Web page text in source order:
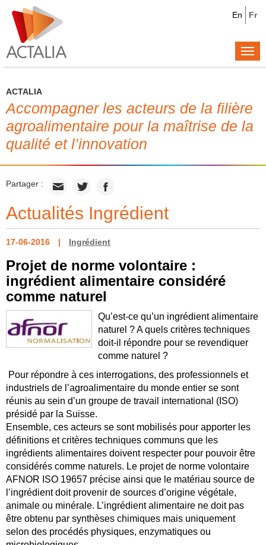
Fr
En
ACTALIA
Accompagner les acteurs de la filière
agroalimentaire pour la maîtrise de la
qualité et l’innovation
Partager :
Actualités Ingrédient
17-06-2016 Ingrédient
Projet de norme volontaire :
ingrédient alimentaire considéré
comme naturel
Qu’est-ce qu’un ingrédient alimentaire
naturel ? A quels critères techniques
doit-il répondre pour se revendiquer
comme naturel ?
Pour répondre à ces interrogations, des professionnels et
industriels de l’agroalimentaire du monde entier se sont
réunis au sein d’un groupe de travail international (ISO)
présidé par la Suisse.
Ensemble, ces acteurs se sont mobilisés pour apporter les
définitions et critères techniques communs que les
ingrédients alimentaires doivent respecter pour pouvoir être
considérés comme naturels. Le projet de norme volontaire
AFNOR ISO 19657 précise ainsi que le matériau source de
l’ingrédient doit provenir de sources d’origine végétale,
animale ou minérale. L’ingrédient alimentaire ne doit pas
être obtenu par synthèses chimiques mais uniquement
selon des procédés physiques, enzymatiques ou